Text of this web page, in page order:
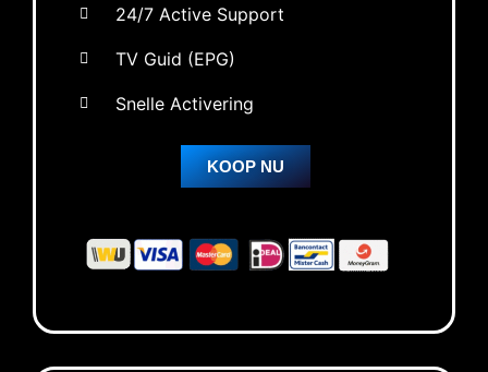
24/7 Active Support
TV Guid (EPG)
Snelle Activering
KOOP NU